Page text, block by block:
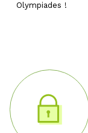
Olympiades !